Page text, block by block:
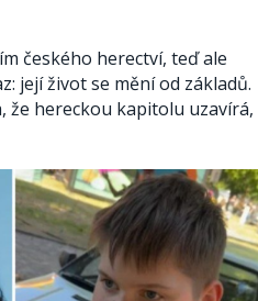
českého herectví, teď ale
její život se mění od základů.
že hereckou kapitolu uzavírá,